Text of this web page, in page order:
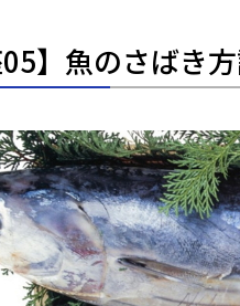
05】魚のさばき